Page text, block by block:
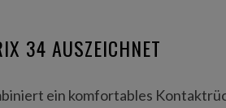
34 AUSZEICHNET
ein komfortables